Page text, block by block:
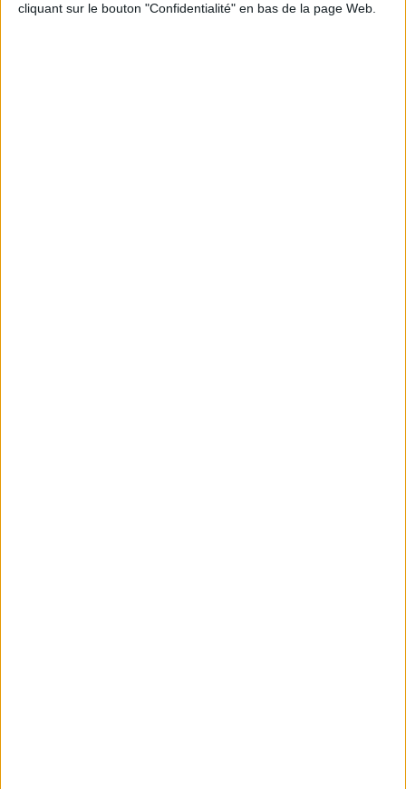
cliquant sur le bouton "Confidentialité" en bas de la page Web.